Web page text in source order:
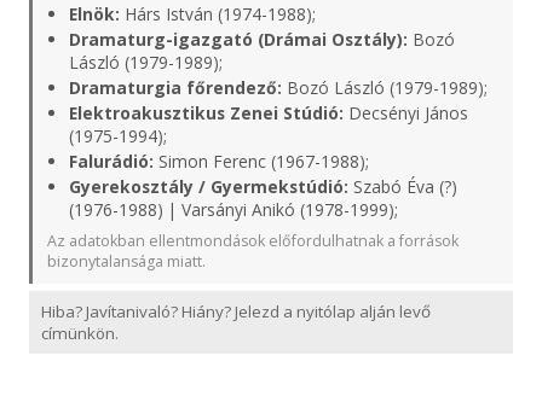
Elnök: Hárs István (1974-1988);
Dramaturg-igazgató (Drámai Osztály): Bozó
László (1979-1989);
Dramaturgia főrendező: Bozó László (1979-1989);
Elektroakusztikus Zenei Stúdió: Decsényi János
(1975-1994);
Falurádió: Simon Ferenc (1967-1988);
Gyerekosztály / Gyermekstúdió: Szabó Éva (?)
(1976-1988) | Varsányi Anikó (1978-1999);
Az adatokban ellentmondások előfordulhatnak a források
bizonytalansága miatt.
Hiba? Javítanivaló? Hiány? Jelezd a nyitólap alján levő
címünkön.